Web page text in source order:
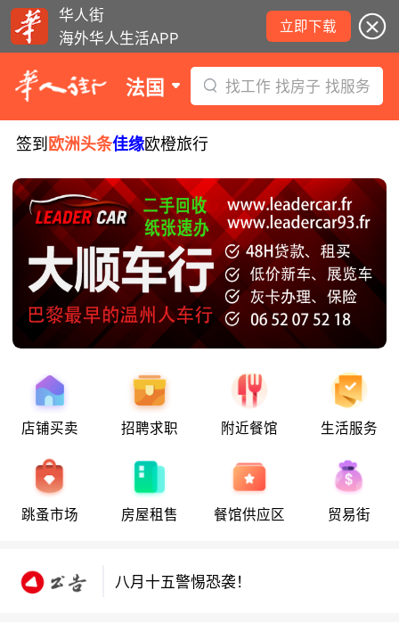
华人街
海外华人生活APP
立即下载
法国 找工作 找房子 找服务
签到 欧洲头条佳缘欧橙旅行
店铺买卖 招聘求职 附近餐馆 生活服务
跳蚤市场 房屋租售 餐馆供应区 贸易街
八月十五警惕恐袭！
八月十五警惕恐袭！